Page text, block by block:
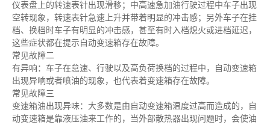
仪表盘上的转速表针出现滑移；中高速急加油行驶过程中车子出现
空转现象，转速表针急速上升并带着明显的冲击感；另外车子在挂
档、换档时车子有明显的冲击感，甚至有时入档熄火或进档延迟，
这些症状都在提示自动变速箱存在故障。
常见故障二
有异响：车子在怠速、行驶以及高负荷换档的过程中，自动变速箱
出现异响或者喷油的现象，也代表着变速箱存在故障。
常见故障三
变速箱油出现异味：大多数是由自动变速箱温度过高而造成的，自
动变速箱是靠液压油来工作的，当外部散热器出现问题时，会使油